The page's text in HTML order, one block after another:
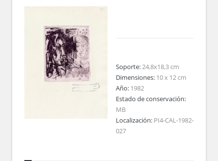
Soporte:24,8x18,3 cm
Dimensiones: 10 x 12 cm
Año: 1982
Estado de conservación:
MB
Localización: PI4-CAL-1982-
027